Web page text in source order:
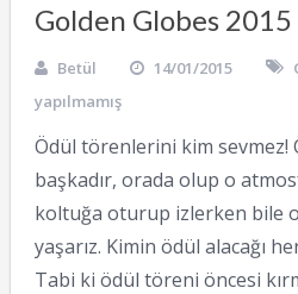
Golden Globes 2015
Betül 14/01/2015
yapılmamış
Ödül törenlerini kim sevmez!
başkadır, orada olup o
koltuğa oturup izlerken bile o
yaşarız. Kimin ödül alacağı
Tabi ki ödül töreni öncesi